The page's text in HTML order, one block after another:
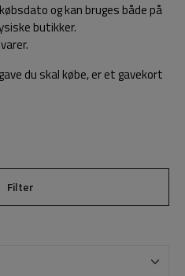
og kan bruges både på
butikker.
du skal købe, er et gavekort
Filter